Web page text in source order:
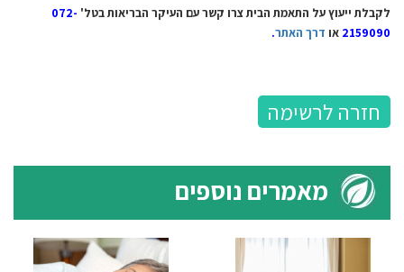
לקבלת ייעוץ על התאמת הבית צרו קשר עם העיקר הבריאותבטל' 072-
2159090 או דרך האתר.
חזרה לרשימה
מאמרים נוספים